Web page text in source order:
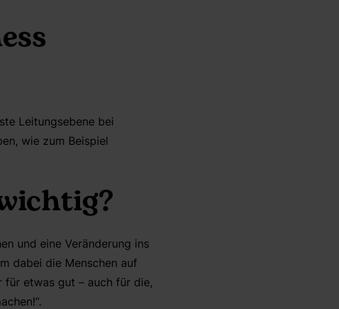
Leitungsebene bei
wie zum Beispiel
und eine Veränderung ins
dabei die Menschen auf
für etwas gut – auch für die,